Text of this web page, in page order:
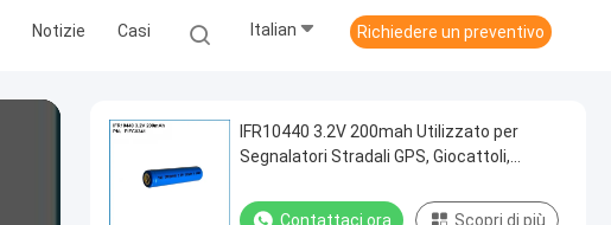
Notizie Casi Italian Richiedere un preventivo
IFR10440 3.2V 200mah Utilizzato per
Segnalatori Stradali GPS, Giocattoli,
Dispositivi di Comunicazione Wireless,
Contattaci ora Scopri di più